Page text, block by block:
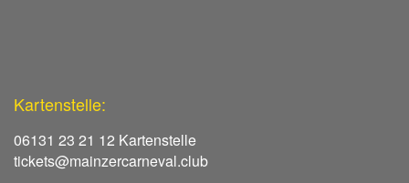
Kartenstelle:
06131 23 21 12 Kartenstelle
tickets@mainzercarneval.club